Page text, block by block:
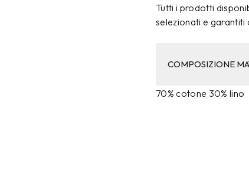
Tutti i prodotti
selezionati e
COMPOSIZIONE
70% cotone 30% lino